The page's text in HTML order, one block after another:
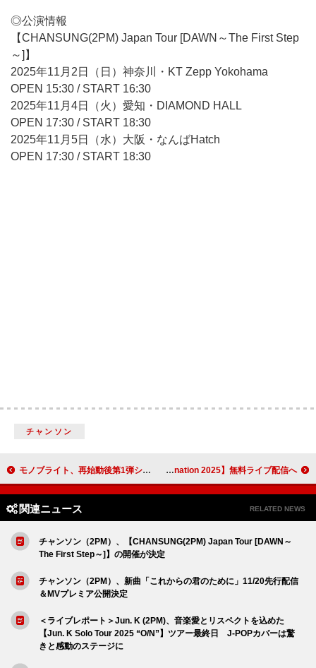
◎公演情報
【CHANSUNG(2PM) Japan Tour [DAWN～The First Step
～]】
2025年11月2日（日）神奈川・KT Zepp Yokohama
OPEN 15:30 / START 16:30
2025年11月4日（火）愛知・DIAMOND HALL
OPEN 17:30 / START 18:30
2025年11月5日（水）大阪・なんばHatch
OPEN 17:30 / START 18:30
チャンソン
モノブライト、再始動後第1弾シングル「ジャンピンジャックフラッシュ」配信リリース 浜崎あゆみ／XG／三浦大知／Da-iCE／Hey! Say! JUMP／MAZZELら出演【a-nation 2025】無料ライブ配信へ
関連ニュース RELATED NEWS
チャンソン（2PM）、【CHANSUNG(2PM) Japan Tour [DAWN～
The First Step～]】の開催が決定
チャンソン（2PM）、新曲「これからの君のために」11/20先行配信
＆MVプレミア公開決定
＜ライブレポート＞Jun. K (2PM)、音楽愛とリスペクトを込めた
【Jun. K Solo Tour 2025 “O/N”】ツアー最終日 J-POPカバーは驚
きと感動のステージに